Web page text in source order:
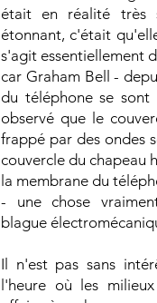
était en réalité très
étonnant, c'était
s'agit essentiellement
car Graham Bell -
du téléphone se sont
observé que le
frappé par des ondes
couvercle du chapeau
la membrane du
- une chose
blague
Il n'est pas sans
l'heure où les